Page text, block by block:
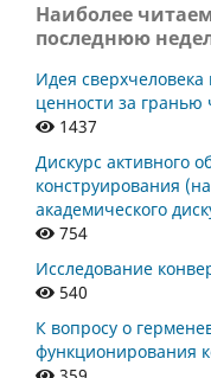
Наиболее
последнюю
Идея
ценности за гранью
1437
Дискурс активного
конструирования
академического
754
Исследование
540
К вопросу о
функционирования